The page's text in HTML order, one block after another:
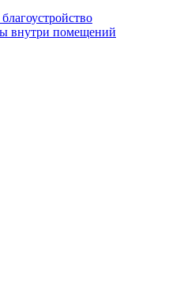
внутри помещений